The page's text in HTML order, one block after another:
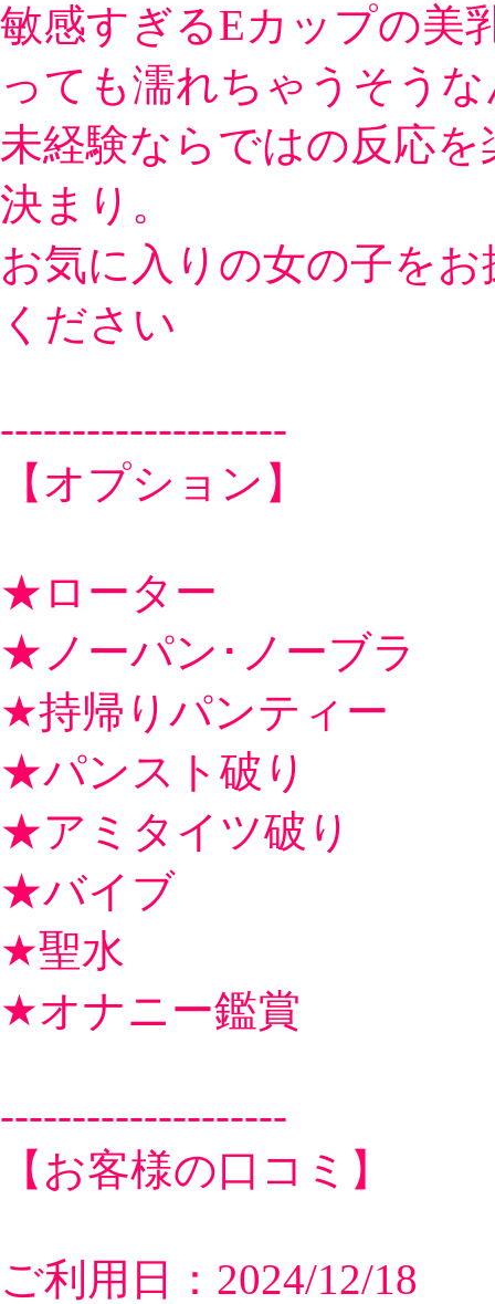
敏感すぎるEカップの美
っても濡れちゃうそう
未経験ならではの反応
決まり。
お気に入りの女の子を
ください
--------------------
【オプション】
★ローター
★ノーパン･ノーブラ
★持帰りパンティー
★パンスト破り
★アミタイツ破り
★バイブ
★聖水
★オナニー鑑賞
--------------------
【お客様の口コミ】
ご利用日：2024/12/18